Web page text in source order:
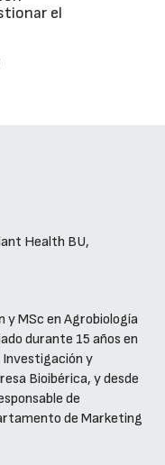
el
Health BU,
y MSc en Agrobiología
durante 15 años en
y
Bioibérica, y desde
de
de Marketing